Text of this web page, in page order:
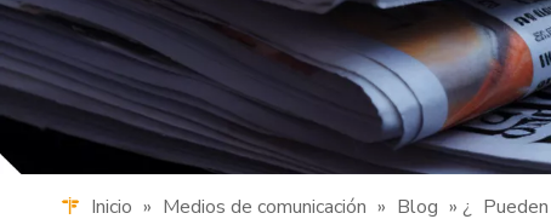
Inicio » Medios de comunicación » Blog » ¿